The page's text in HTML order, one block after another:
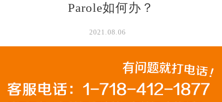
Parole如何办？
2021.08.06